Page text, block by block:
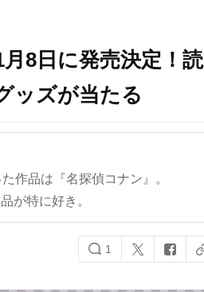
8日に発売決定！読
ッズが当たる
作品は『名探偵コナン』。
が特に好き。
1